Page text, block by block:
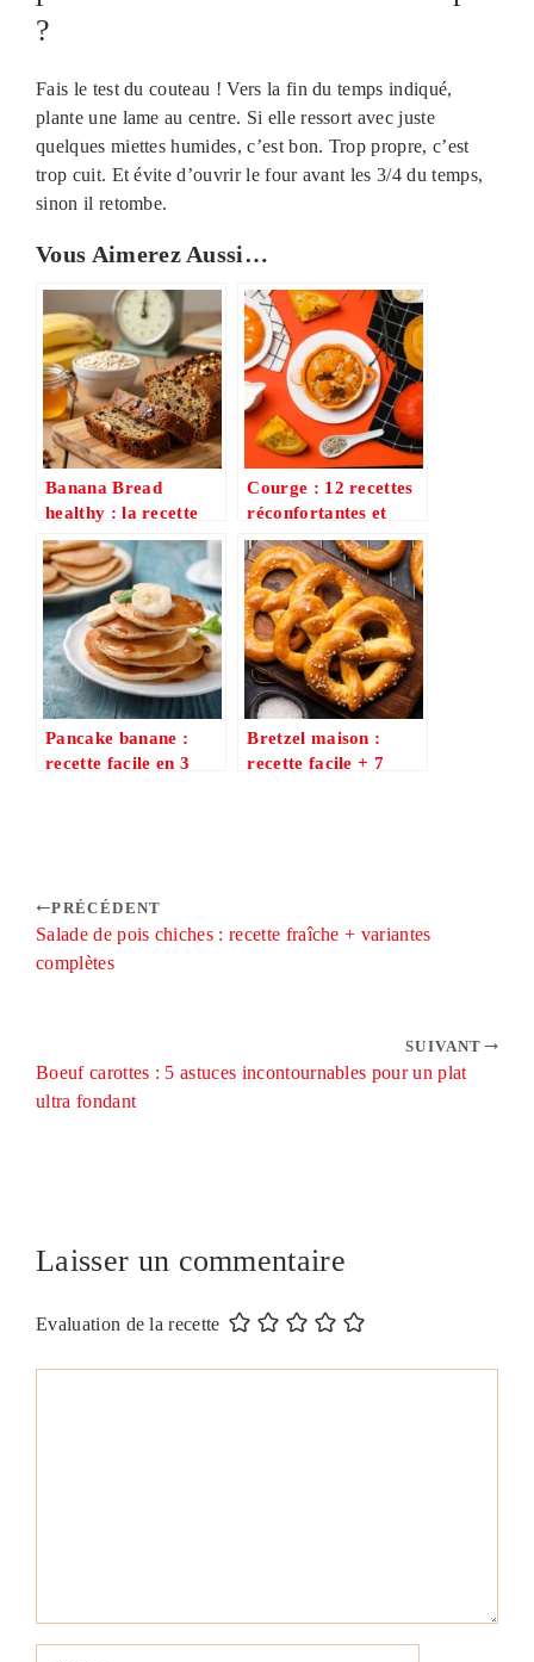
?
Fais le test du couteau ! Vers la fin du temps indiqué,
plante une lame au centre. Si elle ressort avec juste
quelques miettes humides, c’est bon. Trop propre, c’est
trop cuit. Et évite d’ouvrir le four avant les 3/4 du temps,
sinon il retombe.
Vous Aimerez Aussi…
Banana Bread
healthy : la recette
facile en 5 étapes
Courge : 12 recettes
réconfortantes et
faciles pour
l’automne/hiver
Pancake banane :
recette facile en 3
Bretzel maison :
recette facile + 7
PRÉCÉDENT
Salade de pois chiches : recette fraîche + variantes
complètes
SUIVANT
Boeuf carottes : 5 astuces incontournables pour un plat
ultra fondant
Laisser un commentaire
Evaluation de la recette